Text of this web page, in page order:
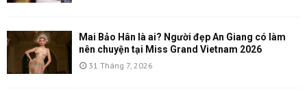
Mai Bảo Hân là ai? Người đẹp An Giang có làm
nên chuyện tại Miss Grand Vietnam 2026
31 Tháng 7, 2026